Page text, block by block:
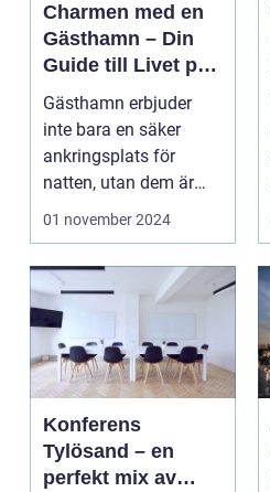
Charmen med en
Gästhamn – Din
Guide till Livet på
Bryggan
Gästhamn erbjuder
inte bara en säker
ankringsplats för
natten, utan dem är
ocks&...
01 november 2024
Konferens
Tylösand – en
perfekt mix av